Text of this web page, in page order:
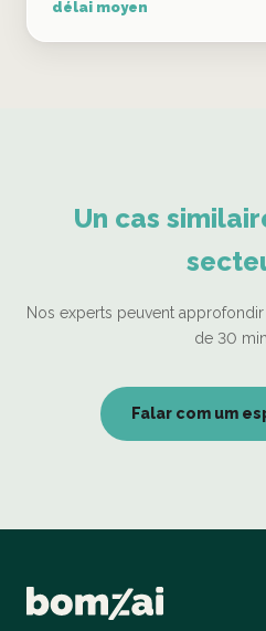
délai moyen
Un cas
Nos experts peuvent
de 30
Falar com um